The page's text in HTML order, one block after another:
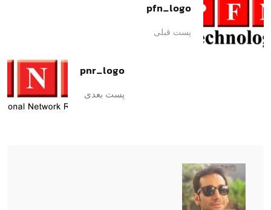
pfn_logo
پست قبلی
pnr_logo
پست بعدی